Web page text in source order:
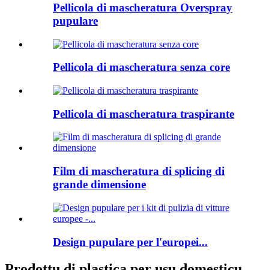
Pellicola di mascheratura Overspray
pupulare
Pellicola di mascheratura senza core
Pellicola di mascheratura traspirante
Film di mascheratura di splicing di
grande dimensione
Design pupulare per l'europei...